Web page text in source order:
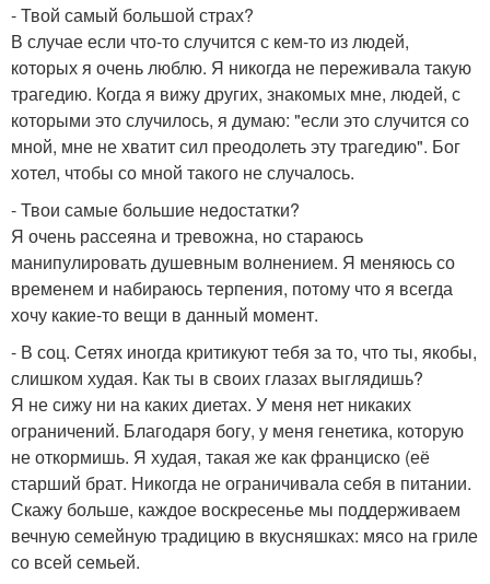
- Твой самый большой страх?
В случае если что-то случится с кем-то из людей,
которых я очень люблю. Я никогда не переживала такую
трагедию. Когда я вижу других, знакомых мне, людей, с
которыми это случилось, я думаю: "если это случится со
мной, мне не хватит сил преодолеть эту трагедию". Бог
хотел, чтобы со мной такого не случалось.
- Твои самые большие недостатки?
Я очень рассеяна и тревожна, но стараюсь
манипулировать душевным волнением. Я меняюсь со
временем и набираюсь терпения, потому что я всегда
хочу какие-то вещи в данный момент.
- В соц. Сетях иногда критикуют тебя за то, что ты, якобы,
слишком худая. Как ты в своих глазах выглядишь?
Я не сижу ни на каких диетах. У меня нет никаких
ограничений. Благодаря богу, у меня генетика, которую
не откормишь. Я худая, такая же как франциско (её
старший брат. Никогда не ограничивала себя в питании.
Скажу больше, каждое воскресенье мы поддерживаем
вечную семейную традицию в вкусняшках: мясо на гриле
со всей семьей.